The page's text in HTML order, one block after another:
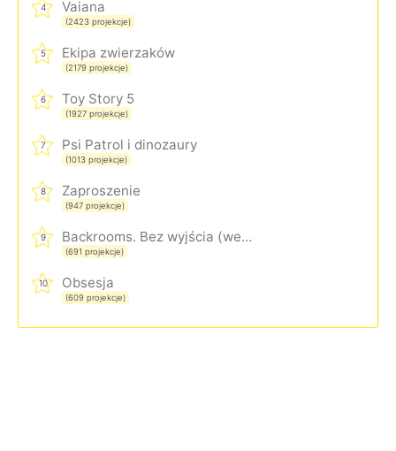
4 Vaiana
(2423 projekcje)
5 Ekipa zwierzaków
(2179 projekcje)
6 Toy Story 5
(1927 projekcje)
7 Psi Patrol i dinozaury
(1013 projekcje)
8 Zaproszenie
(947 projekcje)
9 Backrooms. Bez wyjścia (wersja rozszerzona)
(691 projekcje)
10 Obsesja
(609 projekcje)